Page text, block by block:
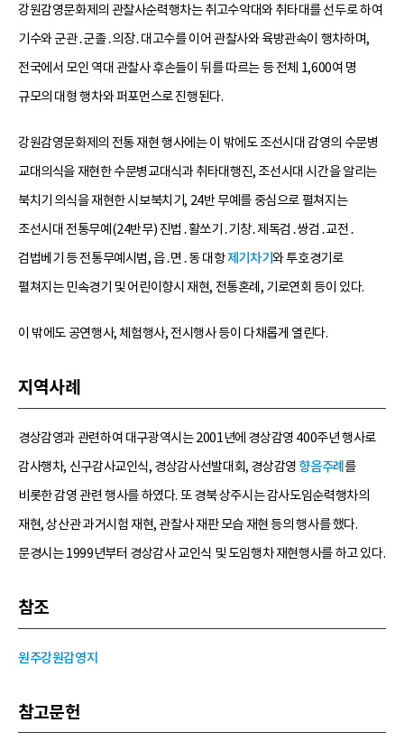
강원감영문화제의 관찰사순력행차는 취고수악대와 취타대를 선두로 하여
기수와 군관․군졸․의장․대고수를 이어 관찰사와 육방관속이 행차하며,
전국에서 모인 역대 관찰사 후손들이 뒤를 따르는 등 전체 1,600여 명
규모의 대형 행차와 퍼포먼스로 진행된다.
강원감영문화제의 전통 재현 행사에는 이 밖에도 조선시대 감영의 수문병
교대의식을 재현한 수문병교대식과 취타대행진, 조선시대 시간을 알리는
북치기 의식을 재현한 시보북치기, 24반 무예를 중심으로 펼쳐지는
조선시대 전통무예(24반무) 진법․활쏘기․기창․제독검․쌍검․교전․
검법베기 등 전통무예시범, 읍․면․동 대항제기차기와 투호경기로
펼쳐지는 민속경기 및 어린이향시 재현, 전통혼례, 기로연회 등이 있다.
이 밖에도 공연행사, 체험행사, 전시행사 등이 다채롭게 열린다.
지역사례
경상감영과 관련하여 대구광역시는 2001년에 경상감영 400주년 행사로
감사행차, 신구감사교인식, 경상감사선발대회, 경상감영 향음주례 를
비롯한 감영 관련 행사를 하였다. 또 경북 상주시는 감사도임순력행차의
재현, 상산관 과거시험 재현, 관찰사 재판 모습 재현 등의 행사를 했다.
문경시는 1999년부터 경상감사 교인식 및 도임행차 재현행사를 하고 있다.
참조
원주강원감영지
참고문헌